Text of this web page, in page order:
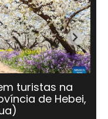
turistas na
de Hebei,